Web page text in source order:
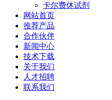
卡尔费休试剂
网站首页
推荐产品
合作伙伴
新闻中心
技术下载
关于我们
人才招聘
联系我们